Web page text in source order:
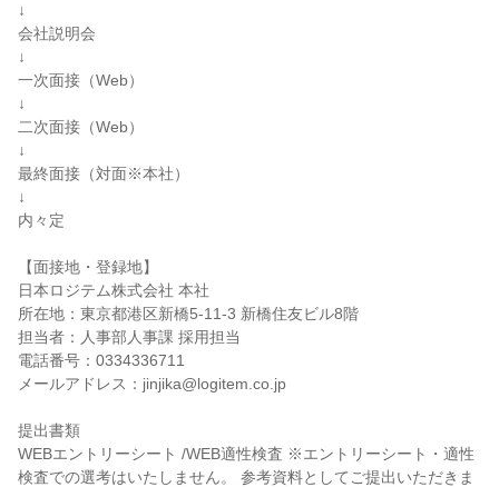
↓
会社説明会
↓
一次面接（Web）
↓
二次面接（Web）
↓
最終面接（対面※本社）
↓
内々定
【面接地・登録地】
日本ロジテム株式会社 本社
所在地：東京都港区新橋5-11-3 新橋住友ビル8階
担当者：人事部人事課 採用担当
電話番号：0334336711
メールアドレス：jinjika@logitem.co.jp
提出書類
WEBエントリーシート /WEB適性検査 ※エントリーシート・適性
検査での選考はいたしません。 参考資料としてご提出いただきま